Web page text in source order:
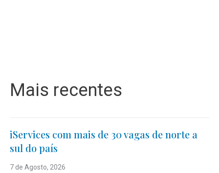
Mais recentes
iServices com mais de 30 vagas de norte a
sul do país
7 de Agosto, 2026